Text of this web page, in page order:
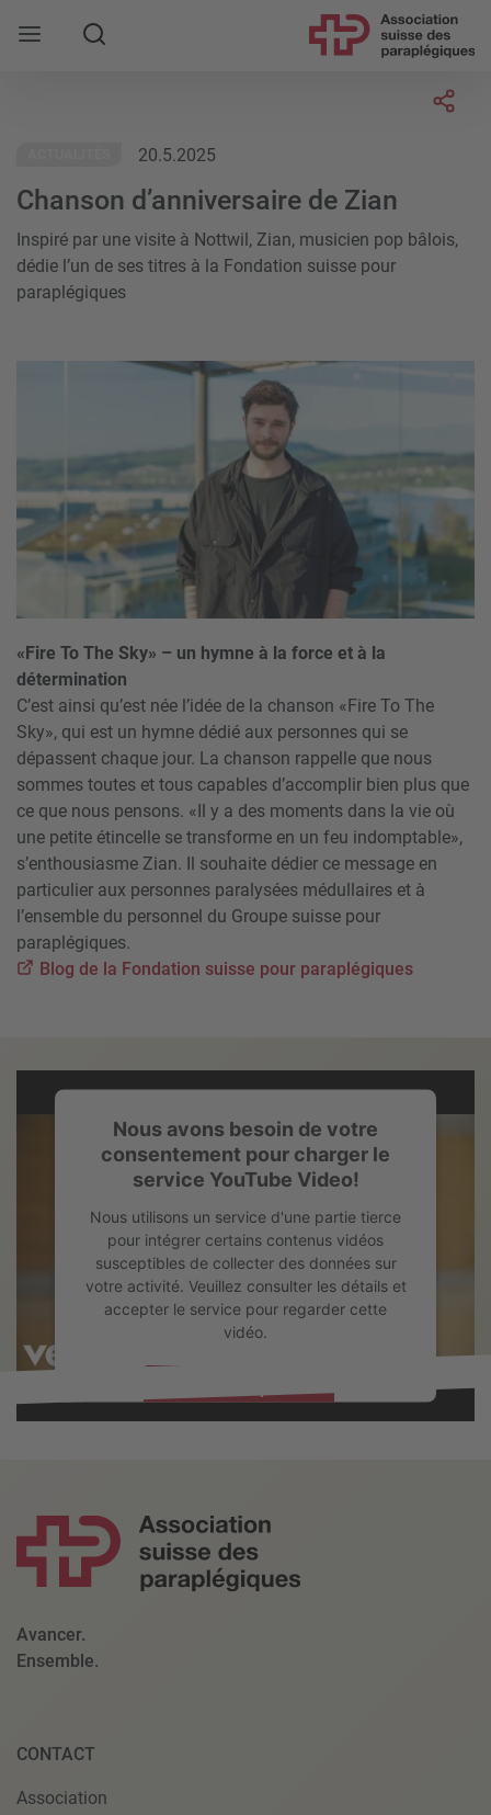
Rechercher
20.5.2025
Chanson d’anniversaire de Zian
Inspiré par une visite à Nottwil, Zian, musicien pop bâlois,
dédie l’un de ses titres à la Fondation suisse pour
paraplégiques
«Fire To The Sky» – un hymne à la force et à la
détermination
C’est ainsi qu’est née l’idée de la chanson «Fire To The
Sky», qui est un hymne dédié aux personnes qui se
dépassent chaque jour. La chanson rappelle que nous
sommes toutes et tous capables d’accomplir bien plus que
ce que nous pensons. «Il y a des moments dans la vie où
une petite étincelle se transforme en un feu indomptable»,
s’enthousiasme Zian. Il souhaite dédier ce message en
particulier aux personnes paralysées médullaires et à
l’ensemble du personnel du Groupe suisse pour
paraplégiques.
Blog de la Fondation suisse pour paraplégiques
Nous avons besoin de votre
consentement pour charger le
service YouTube Video!
Nous utilisons un service d'une partie tierce
pour intégrer certains contenus vidéos
susceptibles de collecter des données sur
votre activité. Veuillez consulter les détails et
accepter le service pour regarder cette
vidéo.
Avancer.
Ensemble.
CONTACT
Association